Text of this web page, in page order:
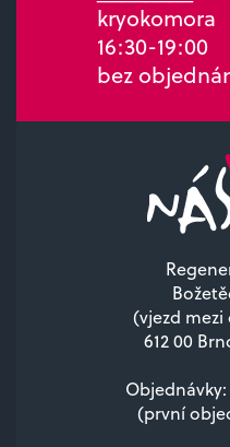
kryokomora
16:30-19:00
bez
(vjezd mezi
612 00
Objednávky:
(první